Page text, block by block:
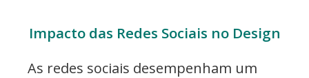
Impacto das Redes Sociais no Design
As redes sociais desempenham um